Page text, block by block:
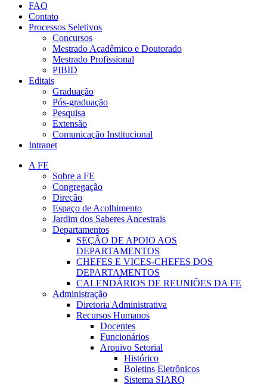
FAQ
Contato
Processos Seletivos
Concursos
Mestrado Acadêmico e Doutorado
Mestrado Profissional
PIBID
Editais
Graduação
Pós-graduação
Pesquisa
Extensão
Comunicação Institucional
Intranet
A FE
Sobre a FE
Congregação
Direção
Espaço de Acolhimento
Jardim dos Saberes Ancestrais
Departamentos
SEÇÃO DE APOIO AOS
DEPARTAMENTOS
CHEFES E VICES-CHEFES DOS
DEPARTAMENTOS
CALENDÁRIOS DE REUNIÕES DA FE
Administração
Diretoria Administrativa
Recursos Humanos
Docentes
Funcionários
Arquivo Setorial
Histórico
Boletins Eletrônicos
Sistema SIARQ